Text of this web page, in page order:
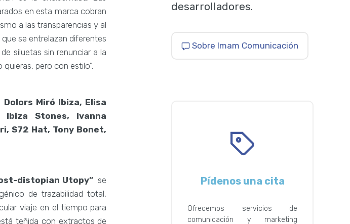
en esta marca cobran
a las transparencias y al
se entrelazan diferentes
siluetas sin renunciar a la
pero con estilo”.
Dolors Miró Ibiza, Elisa
Ibiza Stones, Ivanna
S72 Hat, Tony Bonet,
distopian Utopy” se
de trazabilidad total,
viaje en el tiempo para
teñida con extractos de
desarrolladores.
Sobre Imam Comunicación
Pídenos una cita
Ofrecemos servicios de
comunicación y marketing